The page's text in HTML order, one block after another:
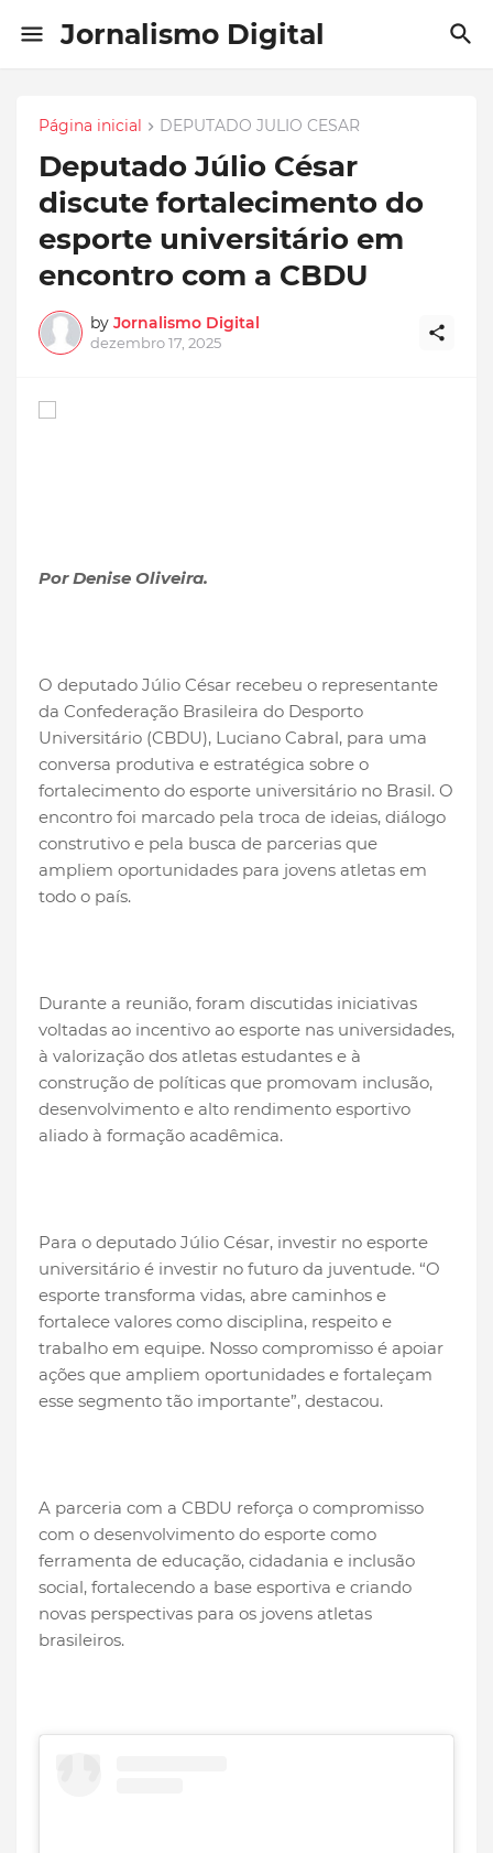
Jornalismo Digital
Página inicial DEPUTADO JULIO CESAR
Deputado Júlio César
discute fortalecimento do
esporte universitário em
encontro com a CBDU
by Jornalismo Digital
dezembro 17, 2025
Por Denise Oliveira.
O deputado Júlio César recebeu o representante
da Confederação Brasileira do Desporto
Universitário (CBDU), Luciano Cabral, para uma
conversa produtiva e estratégica sobre o
fortalecimento do esporte universitário no Brasil. O
encontro foi marcado pela troca de ideias, diálogo
construtivo e pela busca de parcerias que
ampliem oportunidades para jovens atletas em
todo o país.
Durante a reunião, foram discutidas iniciativas
voltadas ao incentivo ao esporte nas universidades,
à valorização dos atletas estudantes e à
construção de políticas que promovam inclusão,
desenvolvimento e alto rendimento esportivo
aliado à formação acadêmica.
Para o deputado Júlio César, investir no esporte
universitário é investir no futuro da juventude. “O
esporte transforma vidas, abre caminhos e
fortalece valores como disciplina, respeito e
trabalho em equipe. Nosso compromisso é apoiar
ações que ampliem oportunidades e fortaleçam
esse segmento tão importante”, destacou.
A parceria com a CBDU reforça o compromisso
com o desenvolvimento do esporte como
ferramenta de educação, cidadania e inclusão
social, fortalecendo a base esportiva e criando
novas perspectivas para os jovens atletas
brasileiros.